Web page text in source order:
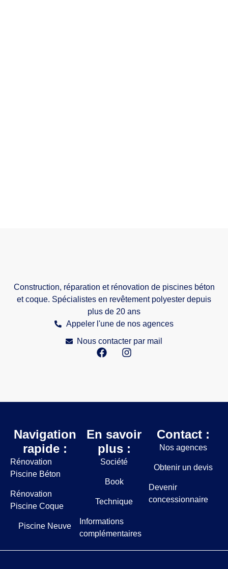
Construction, réparation et rénovation de piscines béton
et coque. Spécialistes en revêtement polyester depuis
plus de 20 ans
Appeler l'une de nos agences
Nous contacter par mail
Navigation
rapide :
Rénovation
Piscine Béton
Rénovation
Piscine Coque
Piscine Neuve
En savoir
plus :
Société
Book
Technique
Informations
complémentaires
Contact :
Nos agences
Obtenir un devis
Devenir
concessionnaire